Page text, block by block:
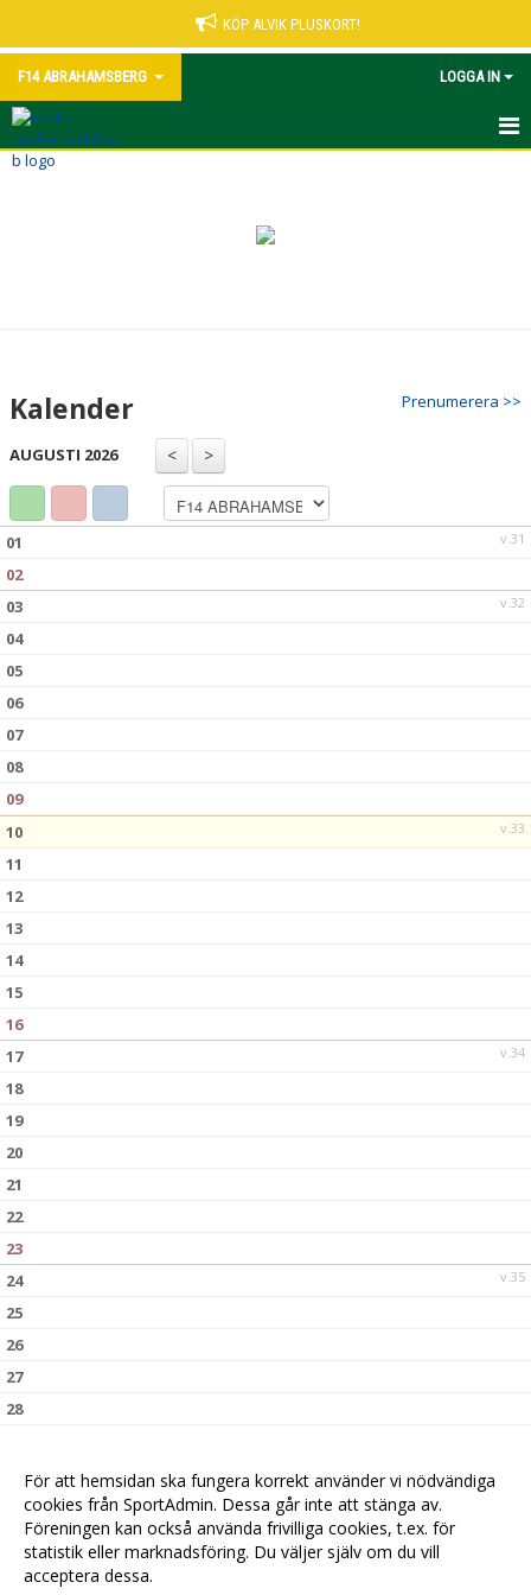
KÖP ALVIK PLUSKORT!
F14 ABRAHAMSBERG LOGGA IN
HEM
KONTAKT
Prenumerera >>
Kalender
AUGUSTI 2026
v.31
01
02
v.32
03
04
05
06
07
08
09
v.33
10
11
12
13
14
15
16
v.34
17
18
19
20
21
22
23
v.35
24
25
26
27
28
För att hemsidan ska fungera korrekt använder vi nödvändiga
cookies från SportAdmin. Dessa går inte att stänga av.
Föreningen kan också använda frivilliga cookies, t.ex. för
statistik eller marknadsföring. Du väljer själv om du vill
acceptera dessa.